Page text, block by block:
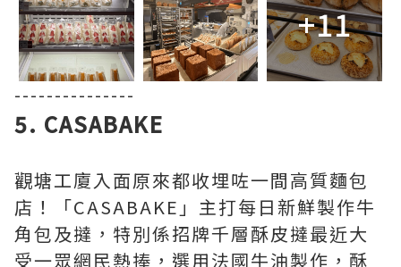
+11
---------------
5. CASABAKE
觀塘工廈入面原來都收埋咗一間高質麵包
店！「CASABAKE」主打每日新鮮製作牛
角包及撻，特別係招牌千層酥皮撻最近大
受一眾網民熱捧，選用法國牛油製作，酥